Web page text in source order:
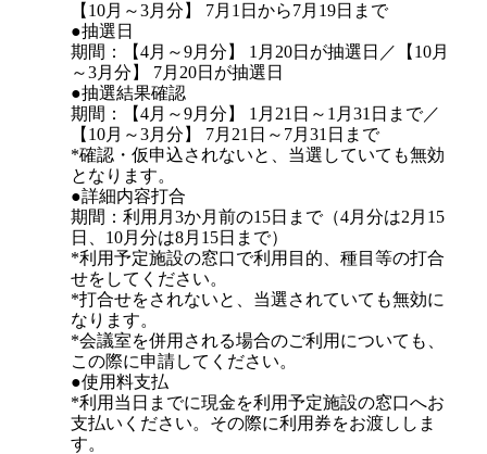
【10月～3月分】 7月1日から7月19日まで
●抽選日
期間：【4月～9月分】 1月20日が抽選日／【10月
～3月分】 7月20日が抽選日
●抽選結果確認
期間：【4月～9月分】 1月21日～1月31日まで／
【10月～3月分】 7月21日～7月31日まで
*確認・仮申込されないと、当選していても無効
となります。
●詳細内容打合
期間：利用月3か月前の15日まで（4月分は2月15
日、10月分は8月15日まで）
*利用予定施設の窓口で利用目的、種目等の打合
せをしてください。
*打合せをされないと、当選されていても無効に
なります。
*会議室を併用される場合のご利用についても、
この際に申請してください。
●使用料支払
*利用当日までに現金を利用予定施設の窓口へお
支払いください。その際に利用券をお渡ししま
す。